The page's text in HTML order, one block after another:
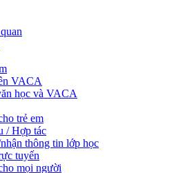
VACA
học và VACA
trẻ em
/ Hợp tác
thông tin lớp học
tuyến
mọi người